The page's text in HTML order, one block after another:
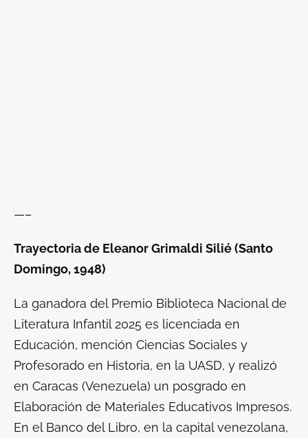
—–
Trayectoria de Eleanor Grimaldi Silié (Santo
Domingo, 1948)
La ganadora del Premio Biblioteca Nacional de
Literatura Infantil 2025 es licenciada en
Educación, mención Ciencias Sociales y
Profesorado en Historia, en la UASD, y realizó
en Caracas (Venezuela) un posgrado en
Elaboración de Materiales Educativos Impresos.
En el Banco del Libro, en la capital venezolana,